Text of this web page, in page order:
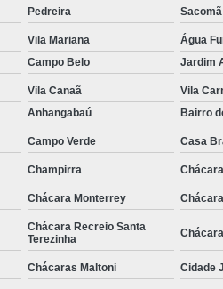
Pedreira Sacomã
Vila Mariana
Água
Campo Belo Jardim
Vila Canaã Vila
Anhangabaú Bairro
Campo Verde Casa
Champirra
Chácara Monterrey
Chácara Recreio Santa
Terezinha
Chácaras Maltoni Cidade